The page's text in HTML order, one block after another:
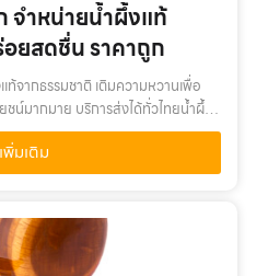
จำหน่ายน้ำผึ้งแท้
ยสดชื่น ราคาถูก
จากธรรมชาติ เติมความหวานเพื่อ
น์มากมาย บริการส่งได้ทั่วไทยน้ำผึ้ง
อสุขภาพ กับ น้ำผึ้งแท้ 100% คุณ…
พิ่มเติม